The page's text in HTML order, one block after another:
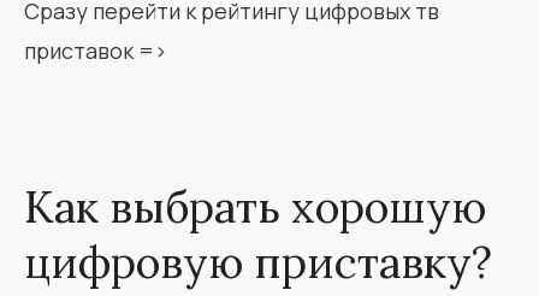
Сразу перейти к рейтингу цифровых тв
приставок =>
Как выбрать хорошую
цифровую приставку?